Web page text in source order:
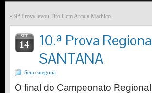
« 9.ª Prova levou Tiro Com Arco a Machico
SET
14
10.ª Prova
SANTANA
Sem categoria
O final do Campeonato